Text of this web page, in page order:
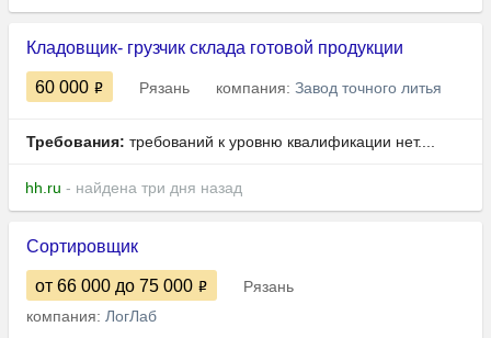
Кладовщик- грузчик склада готовой продукции
60 000 Рязань компания: Завод точного литья
Требования: требований к уровню квалификации нет....
hh.ru - найдена три дня назад
Сортировщик
от 66 000 до 75 000
Рязань
компания: ЛогЛаб